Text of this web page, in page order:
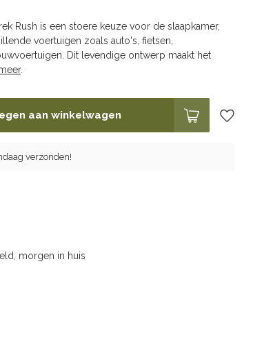
Rush is een stoere keuze voor de slaapkamer,
voertuigen zoals auto's, fietsen,
Dit levendige ontwerp maakt het
.
aan winkelwagen
verzonden!
morgen in huis